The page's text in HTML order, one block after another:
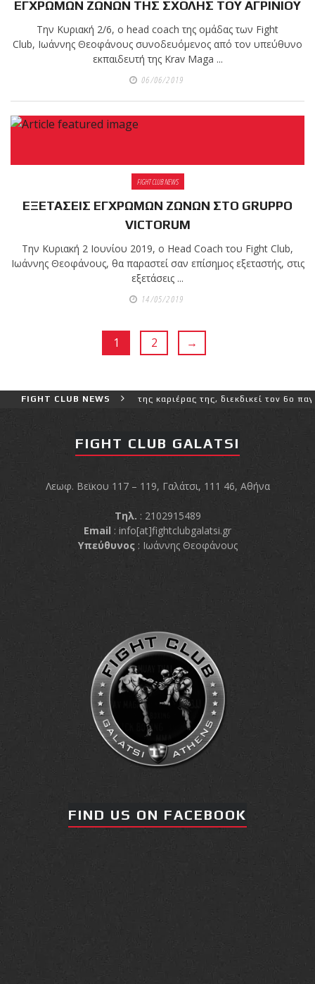
ΕΓΧΡΩΜΩΝ ΖΩΝΩΝ ΤΗΣ ΣΧΟΛΗΣ ΤΟΥ ΑΓΡΙΝΙΟΥ
Την Κυριακή 2/6, ο head coach της ομάδας των Fight
Club, Ιωάννης Θεοφάνους συνοδευόμενος από τον υπεύθυνο
εκπαιδευτή της Krav Maga ...
06/06/2019
FIGHT CLUB NEWS
ΕΞΕΤΑΣΕΙΣ ΕΓΧΡΩΜΩΝ ΖΩΝΩΝ ΣΤΟ GRUPPO
VICTORUM
Την Κυριακή 2 Ιουνίου 2019, o Head Coach του Fight Club,
Ιωάννης Θεοφάνους, θα παραστεί σαν επίσημος εξεταστής, στις
εξετάσεις ...
14/05/2019
1 2 →
FIGHT CLUB NEWS
δύσκολο αγώνα της καριέρας της, διεκδικεί τον 6ο
FIGHT CLUB GALATSI
Λεωφ. Βεϊκου 117 – 119, Γαλάτσι, 111 46, Αθήνα
Τηλ. : 2102915489
Email : info[at]fightclubgalatsi.gr
Υπεύθυνος: Ιωάννης Θεοφάνους
FIND US ON FACEBOOK